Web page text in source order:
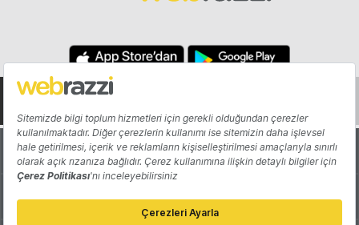
Hakkında Yazarlar
Katkıda Bulun Reklam